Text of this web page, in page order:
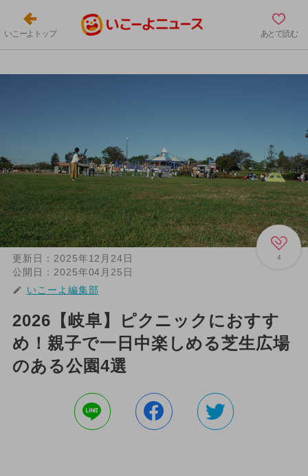
いこーよトップ あとで読む
4
更新日： 2025年12月24日
公開日： 2025年04月25日
いこーよ編集部
2026【岐阜】ピクニックにおすす
め！親子で一日中楽しめる芝生広場
のある公園4選